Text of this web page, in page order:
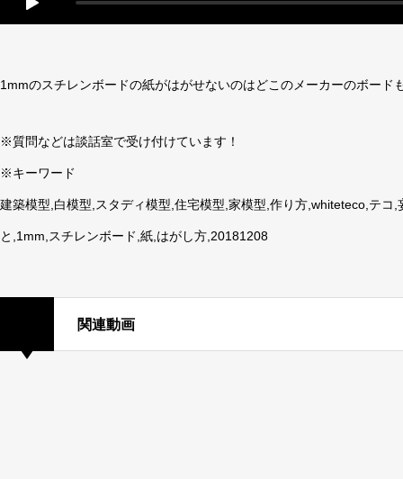
1mmのスチレンボードの紙がはがせないのはどこのメーカーのボード
※質問などは談話室で受け付けています！
※キーワード
建築模型,白模型,スタディ模型,住宅模型,家模型,作り方,whiteteco,テ
と,1mm,スチレンボード,紙,はがし方,20181208
関連動画